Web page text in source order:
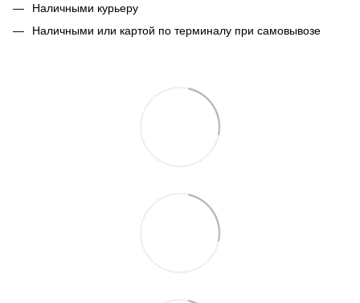
Наличными курьеру
Наличными или картой по терминалу при самовывозе